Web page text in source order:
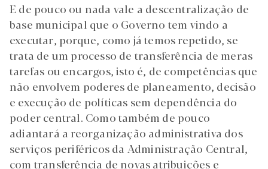
E de pouco ou nada vale a descentralização de
base municipal que o Governo tem vindo a
executar, porque, como já temos repetido, se
trata de um processo de transferência de meras
tarefas ou encargos, isto é, de competências que
não envolvem poderes de planeamento, decisão
e execução de políticas sem dependência do
poder central. Como também de pouco
adiantará a reorganização administrativa dos
serviços periféricos da Administração Central,
com transferência de novas atribuições e